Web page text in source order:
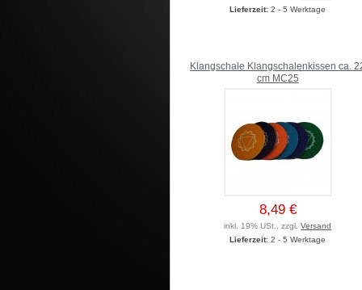
Lieferzeit: 2 - 5 Werktage
Klangschale Klangschalenkissen ca.
cm MC25
8,49 €
inkl. 19% USt., zzgl.Versand
Lieferzeit: 2 - 5 Werktage